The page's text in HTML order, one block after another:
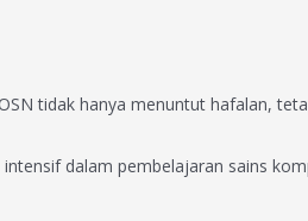
tidak hanya menuntut hafalan,
dalam pembelajaran sains